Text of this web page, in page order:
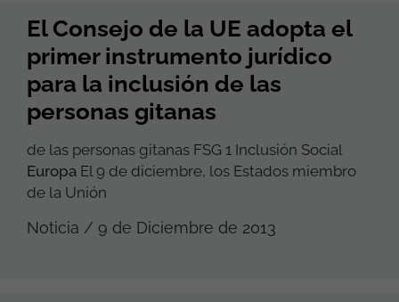
El Consejo de la UE adopta el
primer instrumento jurídico
para la inclusión de las
personas gitanas
de las personas gitanas FSG 1 Inclusión Social
Europa El 9 de diciembre, los Estados miembro
de la Unión
Noticia / 9 de Diciembre de 2013